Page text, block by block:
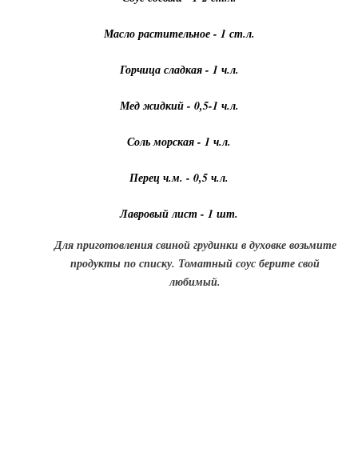
Масло растительное - 1 ст.л.
Горчица сладкая - 1 ч.л.
Мед жидкий - 0,5-1 ч.л.
Соль морская - 1 ч.л.
Перец ч.м. - 0,5 ч.л.
Лавровый лист - 1 шт.
Для приготовления свиной грудинки в духовке возьмите
продукты по списку. Томатный соус берите свой
любимый.